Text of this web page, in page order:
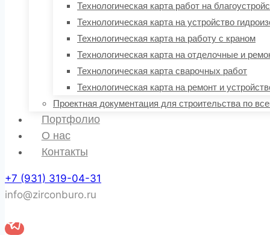
Технологическая карта работ на
Технологическая карта на устройство
Технологическая карта на работу с краном
Технологическая карта на отделочные и
Технологическая карта сварочных работ
Технологическая карта на ремонт и
Проектная документация для строительства по
Портфолио
О нас
Контакты
+7 (931) 319-04-31
info@zirconburo.ru